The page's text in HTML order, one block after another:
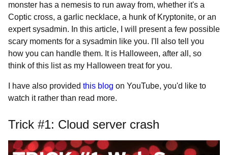
monster has a nemesis to run away from, whether it's a
Coptic cross, a garlic necklace, a hunk of Kryptonite, or an
expert sysadmin. In this article, I will present a few possible
scary moments for a sysadmin like you. I'll also tell you
how you can handle them. It is Halloween, after all, so
think of this list as my Halloween treat for you.
I have also provided this blog on YouTube, you'd like to
watch it rather than read more.
Trick #1: Cloud server crash